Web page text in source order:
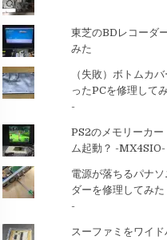
東芝のBDレコーダ
みた
（失敗）ボトムカ
ったPCを修理して
-
PS2のメモリーカ
ム起動？ -MX4SIO-
電源が落ちるパナ
ダーを修理してみ
-
スーファミをワイ